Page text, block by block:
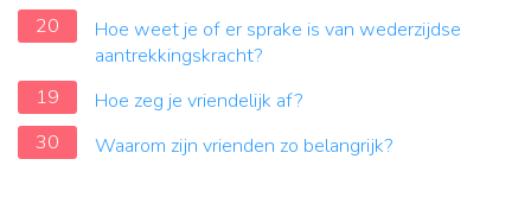
20
Hoe weet je of er sprake is van wederzijdse
aantrekkingskracht?
19
Hoe zeg je vriendelijk af?
30
Waarom zijn vrienden zo belangrijk?